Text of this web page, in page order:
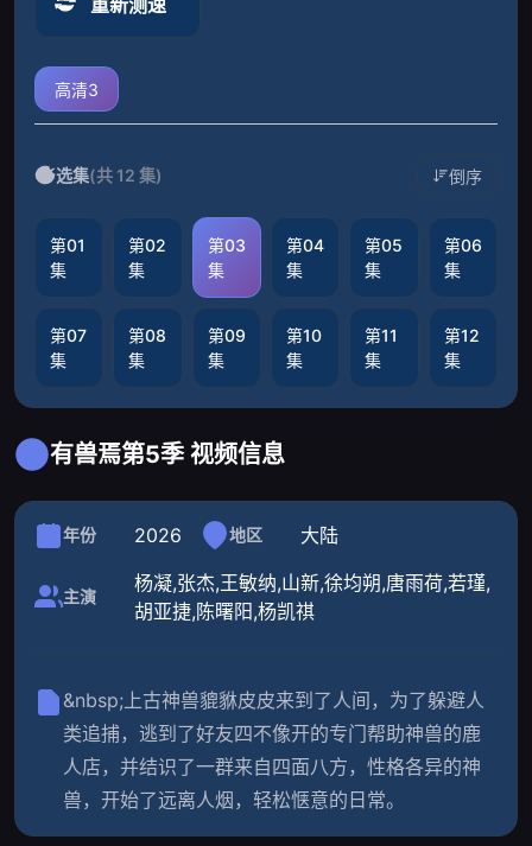
高清3
选集(共 12 集) 倒序
第01
集
第02
集
第03
集
第04
集
第05
集
第06
集
第07
集
第08
集
第09
集
第10
集
第11
集
第12
集
有兽焉第5季 视频信息
年份 2026 地区 大陆
主演
杨凝,张杰,王敏纳,山新,徐均朔,唐雨荷,若瑾,
胡亚捷,陈曙阳,杨凯祺
&nbsp;上古神兽貔貅皮皮来到了人间，为了躲避人
类追捕，逃到了好友四不像开的专门帮助神兽的鹿
人店，并结识了一群来自四面八方，性格各异的神
兽，开始了远离人烟，轻松惬意的日常。